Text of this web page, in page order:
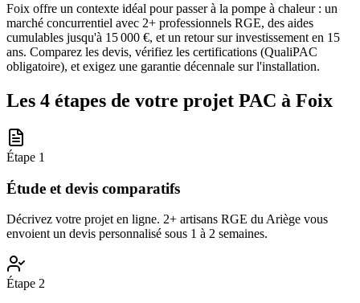
Foix offre un contexte idéal pour passer à la pompe à chaleur : un
marché concurrentiel avec 2+ professionnels RGE, des aides
cumulables jusqu'à 15 000 €, et un retour sur investissement en 15
ans. Comparez les devis, vérifiez les certifications (QualiPAC
obligatoire), et exigez une garantie décennale sur l'installation.
Les 4 étapes de votre projet PAC à Foix
Étape 1
Étude et devis comparatifs
Décrivez votre projet en ligne. 2+ artisans RGE du Ariège vous
envoient un devis personnalisé sous 1 à 2 semaines.
Étape 2